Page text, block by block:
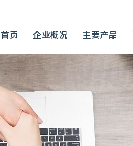
首页 企业概况 主要产品